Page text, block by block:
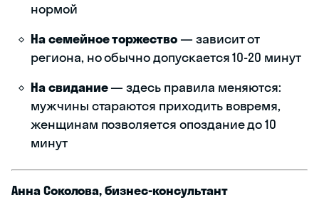
нормой
На семейное торжество— зависит от
региона, но обычно допускается 10-20 минут
На свидание— здесь правила меняются:
мужчины стараются приходить вовремя,
женщинам позволяется опоздание до 10
минут
Анна Соколова, бизнес-консультант